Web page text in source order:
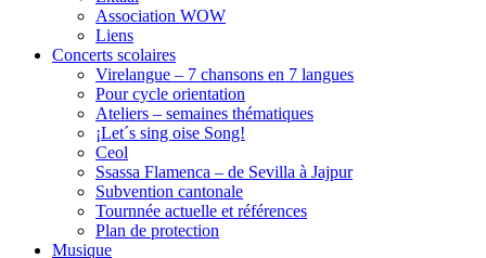
Association WOW
Liens
Concerts scolaires
Virelangue – 7 chansons en 7 langues
Pour cycle orientation
Ateliers – semaines thématiques
¡Let´s sing oise Song!
Ceol
Ssassa Flamenca – de Sevilla à Jajpur
Subvention cantonale
Tournnée actuelle et références
Plan de protection
Musique